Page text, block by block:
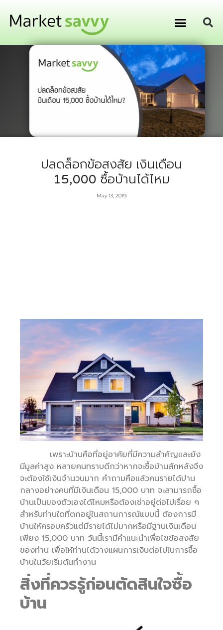
ปลดล็อกข้อสงสัย เงินเดือน
15,000 ซื้อบ้านได้ไหม
May 13, 2019
เพราะบ้านคือที่อยู่อาศัยที่มีความสำคัญและยัง
มีมูลค่าสูง หลายคนทราบดีกว่าหากจะซื้อบ้านสักหลังจึง
จะต้องใช้เงินจำนวนมาก คำถามคือแล้วคนรายได้ปาน
กลางอย่างคนที่มีเงินเดือน 15,000 บาท จะสามารถซื้อ
บ้านเป็นของตัวเองได้ไหมหรือต้องเช่าอยู่ต่อไปเรื่อย ๆ
สำหรับท่านใดที่ตกอยู่ในสถานการณ์แบบนี้ ต้องการมี
บ้านให้ครอบครัวแต่มีรายได้ไม่มากหรือมีฐานเงินเดือน
เพียง 15,000 บาท วันนี้เรามีคำแนะนำเพื่อไขข้อสงสัย
ของท่าน เพื่อให้ท่านได้วางแผนการเงินต่อไปในการซื้อ
บ้านในวัยเริ่มต้นทำงาน
สิ่งที่ควรรู้ก่อนตัดสินใจซื้อ
บ้าน